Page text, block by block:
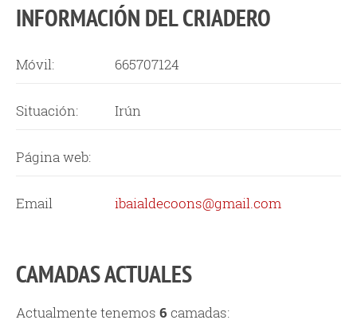
INFORMACIÓN DEL CRIADERO
Móvil: 665707124
Situación: Irún
Página web:
Email ibaialdecoons@gmail.com
CAMADAS ACTUALES
Actualmente tenemos 6 camadas: